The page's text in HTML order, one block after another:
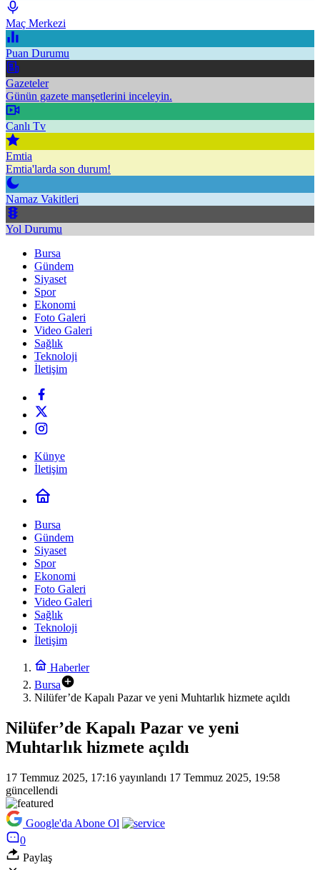
Maç Merkezi
Puan Durumu
Gazeteler
Günün gazete manşetlerini inceleyin.
Canlı Tv
Emtia
Emtia'larda son durum!
Namaz Vakitleri
Yol Durumu
Bursa
Gündem
Siyaset
Spor
Ekonomi
Foto Galeri
Video Galeri
Sağlık
Teknoloji
İletişim
Künye
İletişim
Bursa
Gündem
Siyaset
Spor
Ekonomi
Foto Galeri
Video Galeri
Sağlık
Teknoloji
İletişim
Haberler
Bursa
Nilüfer’de Kapalı Pazar ve yeni Muhtarlık hizmete açıldı
Nilüfer’de Kapalı Pazar ve yeni
Muhtarlık hizmete açıldı
17 Temmuz 2025, 17:16 yayınlandı 17 Temmuz 2025, 19:58
güncellendi
Google'da Abone Ol
0
Paylaş